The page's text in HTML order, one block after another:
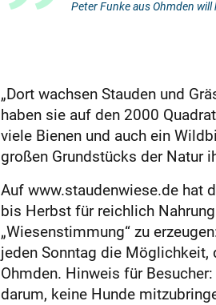
Peter Funke aus Ohmden
„Dort wachsen Stauden und
haben sie auf den 2000
viele Bienen und auch ein
großen Grundstücks der Natur
Auf www.staudenwiese.de hat
bis Herbst für reichlich
„Wiesenstimmung“ zu
jeden Sonntag die Möglichkeit,
Ohmden. Hinweis für
darum, keine Hunde